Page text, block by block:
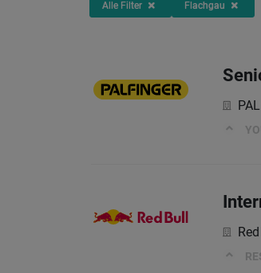
Alle Filter Flachgau